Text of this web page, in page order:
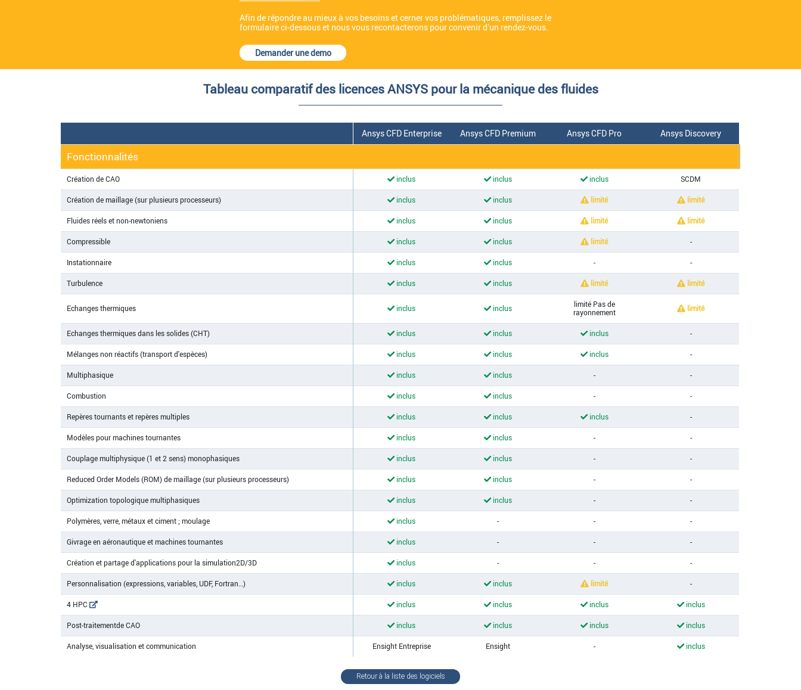
Afin de répondre au mieux à vos besoins et cerner vos problématiques, remplissez le
formulaire ci-dessous et nous vous recontacterons pour convenir d’un rendez-vous.
Demander une demo
Tableau comparatif des licences ANSYS pour la mécanique des fluides
Ansys CFD Enterprise Ansys CFD Premium Ansys CFD Pro Ansys Discovery
Fonctionnalités
Création de CAO inclus inclus inclus SCDM
Création de maillage (sur plusieurs processeurs) inclus inclus limité limité
Fluides réels et non-newtoniens inclus inclus limité limité
Compressible inclus inclus limité -
Instationnaire inclus inclus - -
Turbulence inclus inclus limité limité
Echanges thermiques inclus inclus
limité Pas de
rayonnement
limité
Echanges thermiques dans les solides (CHT) inclus inclus inclus -
Mélanges non réactifs (transport d'espèces) inclus inclus inclus -
Multiphasique inclus inclus - -
Combustion inclus inclus - -
Repères tournants et repères multiples inclus inclus inclus -
Modèles pour machines tournantes inclus inclus - -
Couplage multiphysique (1 et 2 sens) monophasiques inclus inclus - -
Reduced Order Models (ROM) de maillage (sur plusieurs processeurs) inclus inclus - -
Optimization topologique multiphasiques inclus inclus - -
Polymères, verre, métaux et ciment ; moulage inclus - - -
Givrage en aéronautique et machines tournantes inclus - - -
Création et partage d'applications pour la simulation2D/3D inclus - - -
Personnalisation (expressions, variables, UDF, Fortran…) inclus inclus limité -
4 HPC inclus inclus inclus inclus
Post-traitementde CAO inclus inclus inclus inclus
Analyse, visualisation et communication Ensight Entreprise Ensight - inclus
Retour à la liste des logiciels